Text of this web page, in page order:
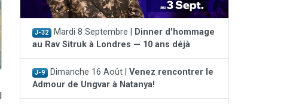
J-32 Mardi 8 Septembre |
Dinner d'hommage
au Rav Sitruk à Londres — 10 ans déjà
J-9 Dimanche 16 Août | Venez rencontrer le
Admour de Ungvar à Natanya!